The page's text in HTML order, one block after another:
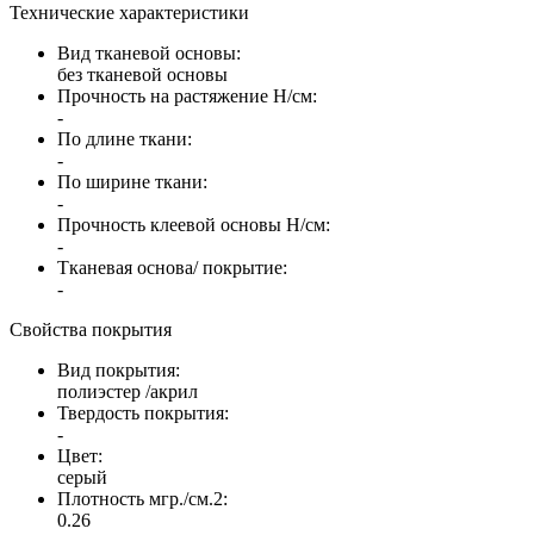
Технические характеристики
Вид тканевой основы:
без тканевой основы
Прочность на растяжение Н/см:
-
По длине ткани:
-
По ширине ткани:
-
Прочность клеевой основы Н/см:
-
Тканевая основа/ покрытие:
-
Свойства покрытия
Вид покрытия:
полиэстер /акрил
Твердость покрытия:
-
Цвет:
серый
Плотность мгр./см.2:
0.26